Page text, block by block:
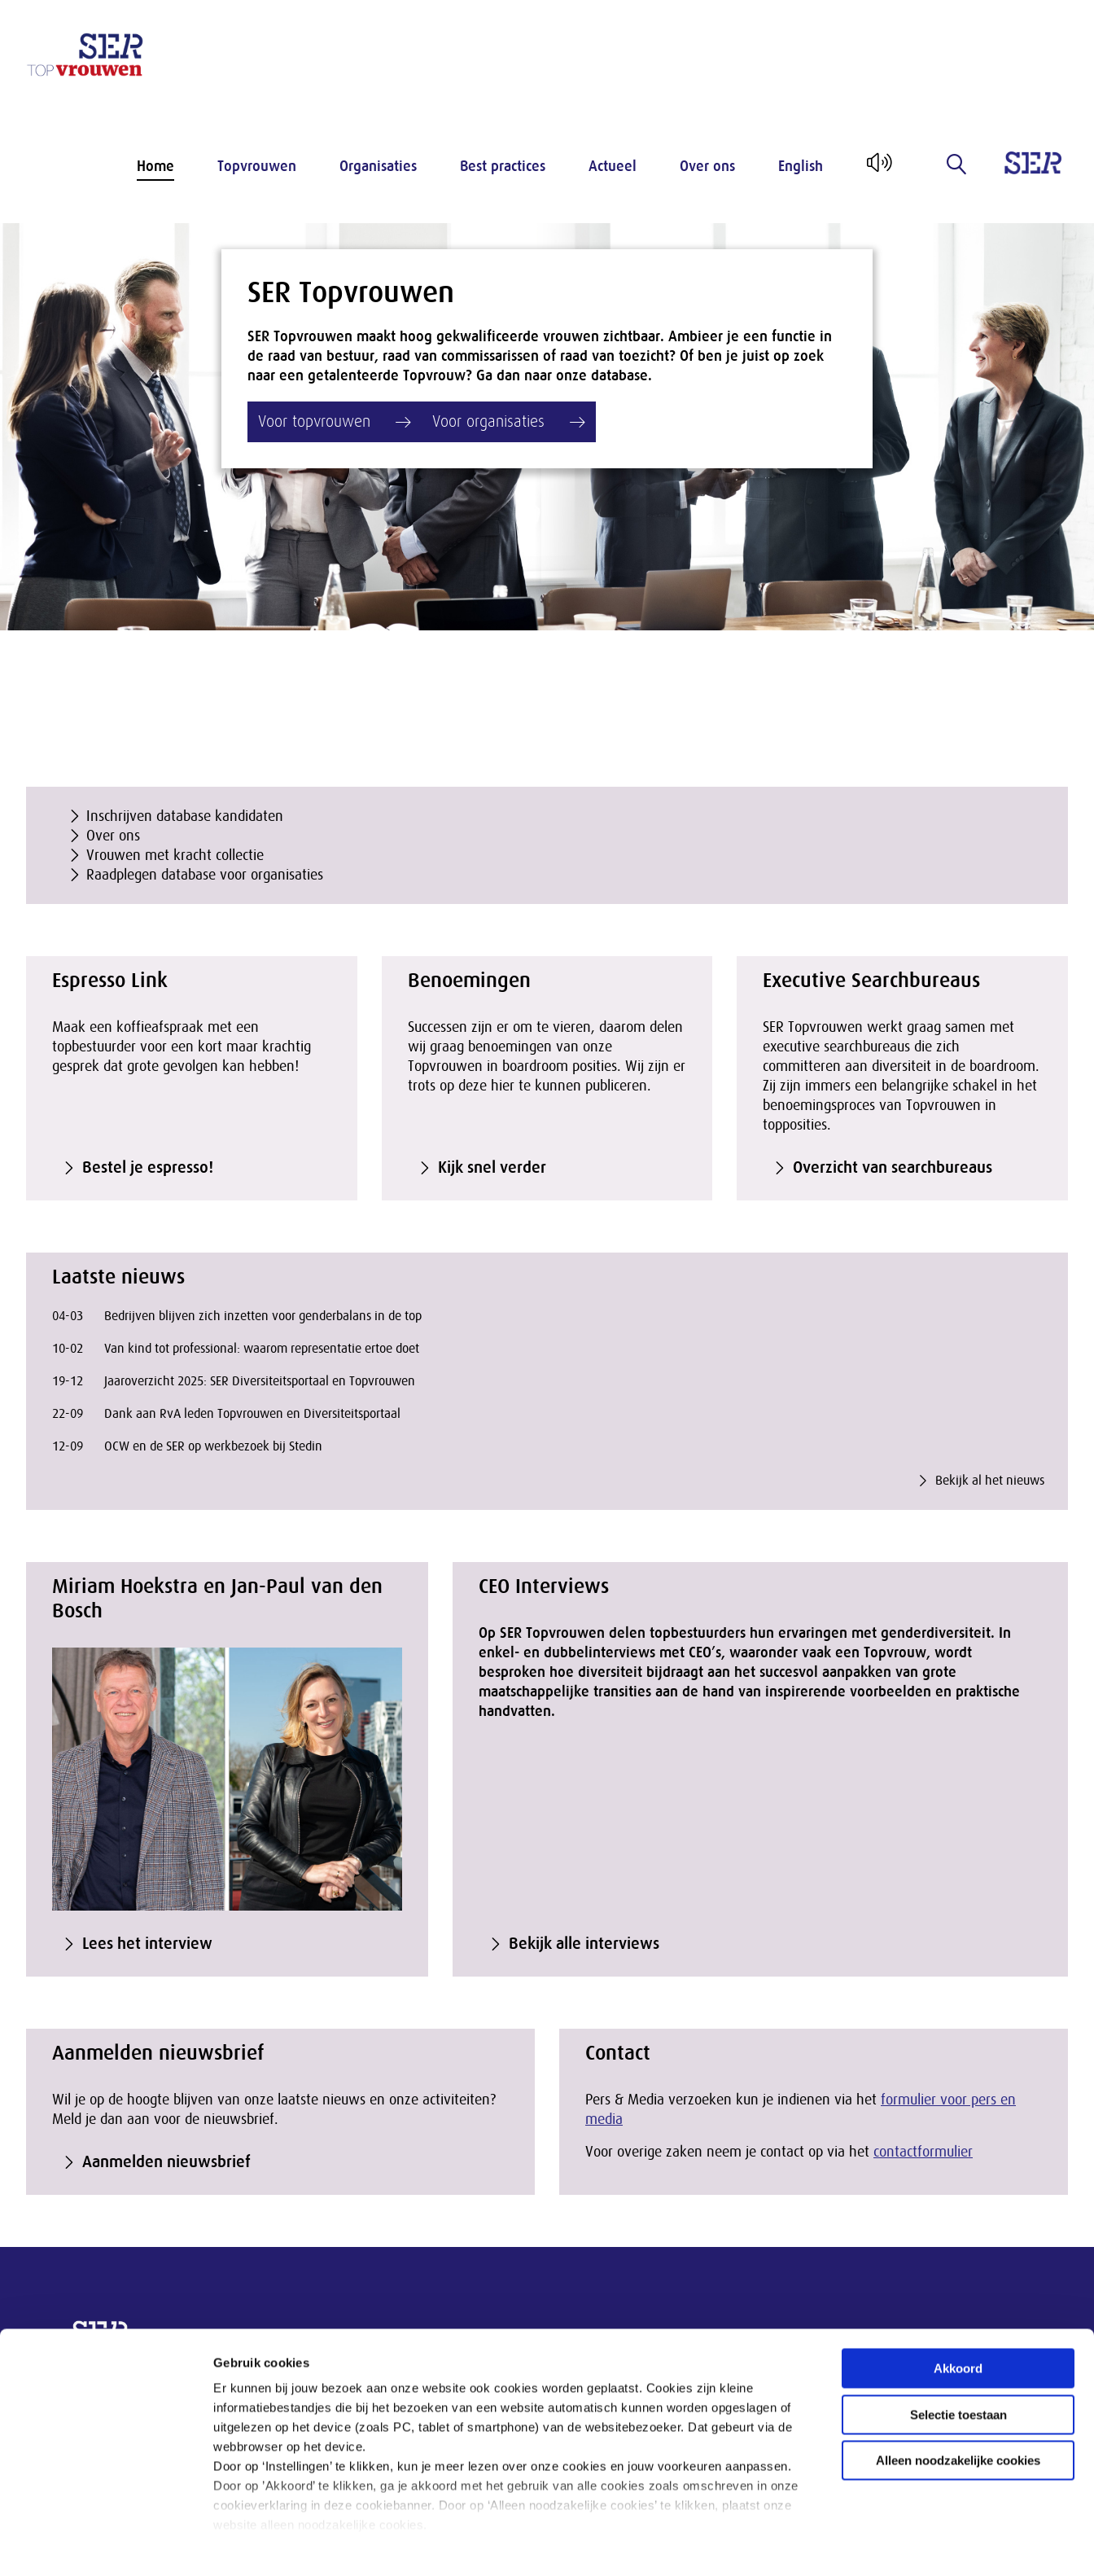
Gebruik cookies
Er kunnen bij jouw bezoek aan onze website ook cookies worden geplaatst. Cookies zijn kleine
informatiebestandjes die bij het bezoeken van een website automatisch kunnen worden opgeslagen of
uitgelezen op het device (zoals PC, tablet of smartphone) van de websitebezoeker. Dat gebeurt via de
webbrowser op het device.
Door op ‘Instellingen’ te klikken, kun je meer lezen over onze cookies en jouw voorkeuren aanpassen.
Door op ’Akkoord’ te klikken, ga je akkoord met het gebruik van alle cookies zoals omschreven in onze
cookieverklaring in deze cookiebanner. Door op ‘Alleen noodzakelijke cookies’ te klikken, plaatst onze
Akkoord
Selectie toestaan
Alleen noodzakelijke cookies
Home Topvrouwen Organisaties Best practices Actueel Over ons English
SER Topvrouwen
SER Topvrouwen maakt hoog gekwalificeerde vrouwen zichtbaar. Ambieer je een functie in
de raad van bestuur, raad van commissarissen of raad van toezicht? Of ben je juist op zoek
naar een getalenteerde Topvrouw? Ga dan naar onze database.
Voor topvrouwen Voor organisaties
Inschrijven database kandidaten
Over ons
Vrouwen met kracht collectie
Raadplegen database voor organisaties
Espresso Link
Maak een koffieafspraak met een
topbestuurder voor een kort maar krachtig
gesprek dat grote gevolgen kan hebben!
Bestel je espresso!
Benoemingen
Successen zijn er om te vieren, daarom delen
wij graag benoemingen van onze
Topvrouwen in boardroom posities. Wij zijn er
trots op deze hier te kunnen publiceren.
Kijk snel verder
Executive Searchbureaus
SER Topvrouwen werkt graag samen met
executive searchbureaus die zich
committeren aan diversiteit in de boardroom.
Zij zijn immers een belangrijke schakel in het
benoemingsproces van Topvrouwen in
topposities.
Overzicht van searchbureaus
Laatste nieuws
04-03 Bedrijven blijven zich inzetten voor genderbalans in de top
10-02 Van kind tot professional: waarom representatie ertoe doet
19-12 Jaaroverzicht 2025: SER Diversiteitsportaal en Topvrouwen
22-09 Dank aan RvA leden Topvrouwen en Diversiteitsportaal
12-09 OCW en de SER op werkbezoek bij Stedin
Bekijk al het nieuws
Miriam Hoekstra en Jan-Paul van den
Bosch
Lees het interview
CEO Interviews
Op SER Topvrouwen delen topbestuurders hun ervaringen met genderdiversiteit. In
enkel- en dubbelinterviews met CEO’s, waaronder vaak een Topvrouw, wordt
besproken hoe diversiteit bijdraagt aan het succesvol aanpakken van grote
maatschappelijke transities aan de hand van inspirerende voorbeelden en praktische
handvatten.
Bekijk alle interviews
Aanmelden nieuwsbrief
Wil je op de hoogte blijven van onze laatste nieuws en onze activiteiten?
Meld je dan aan voor de nieuwsbrief.
Aanmelden nieuwsbrief
Contact
Pers & Media verzoeken kun je indienen via het formulier voor pers en
media
Voor overige zaken neem je contact op via het contactformulier
Overige informatie